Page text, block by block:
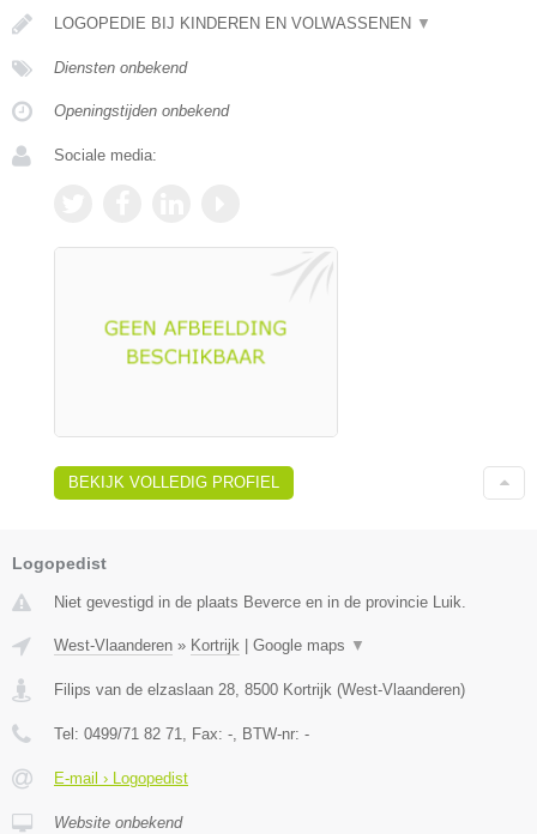
LOGOPEDIE BIJ KINDEREN EN VOLWASSENEN ▼
Diensten onbekend
Openingstijden onbekend
Sociale media:
BEKIJK VOLLEDIG PROFIEL
Logopedist
Niet gevestigd in de plaats Beverce en in de provincie Luik.
West-Vlaanderen » Kortrijk Google maps ▼
Filips van de elzaslaan 28 8500 Kortrijk (West-Vlaanderen)
Tel: 0499/71 82 71 , Fax: - , BTW-nr: -
E-mail › Logopedist
Website onbekend